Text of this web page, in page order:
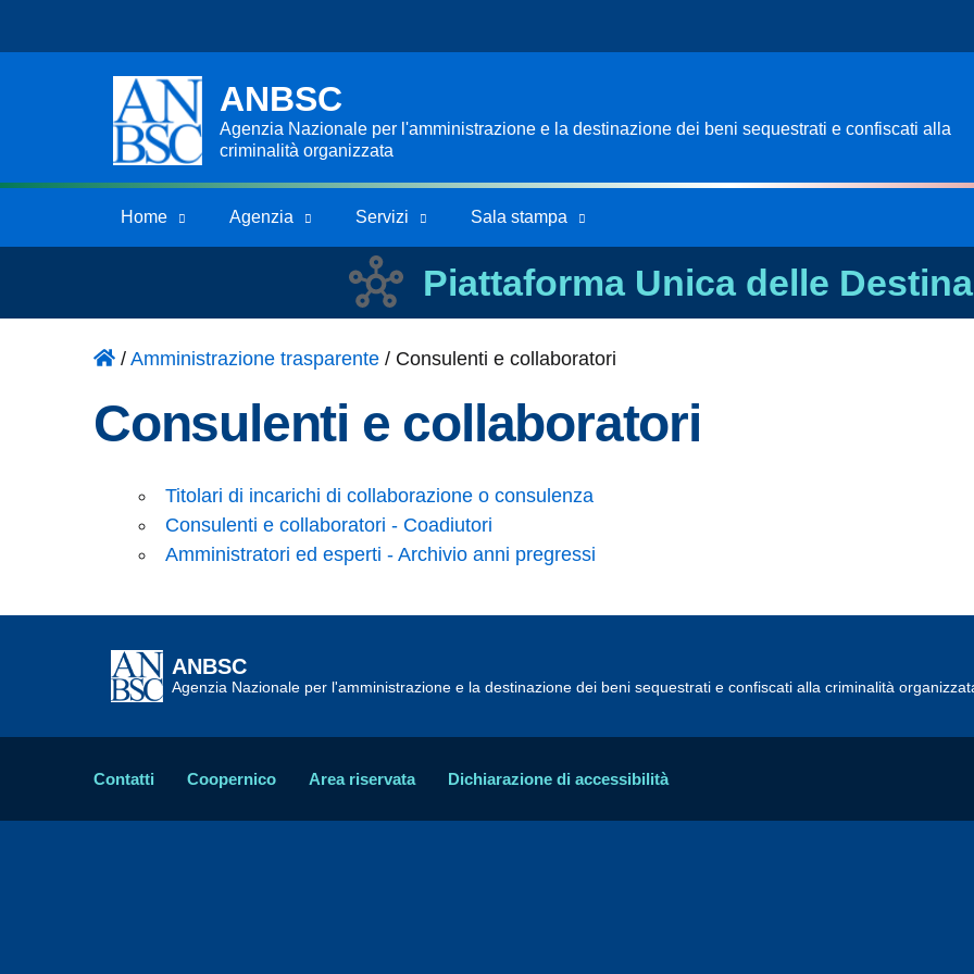
ANBSC
Agenzia Nazionale per l'amministrazione e la destinazione dei beni sequestrati e confiscati alla
criminalità organizzata
Home Agenzia Servizi Sala stampa
Piattaforma Unica delle
/Amministrazione trasparente / Consulenti e collaboratori
Consulenti e collaboratori
Titolari di incarichi di collaborazione o consulenza
Consulenti e collaboratori - Coadiutori
Amministratori ed esperti - Archivio anni pregressi
ANBSC
Agenzia Nazionale per l'amministrazione e la destinazione dei beni sequestrati e confiscati alla criminalità
Contatti Coopernico Area riservata Dichiarazione di accessibilità